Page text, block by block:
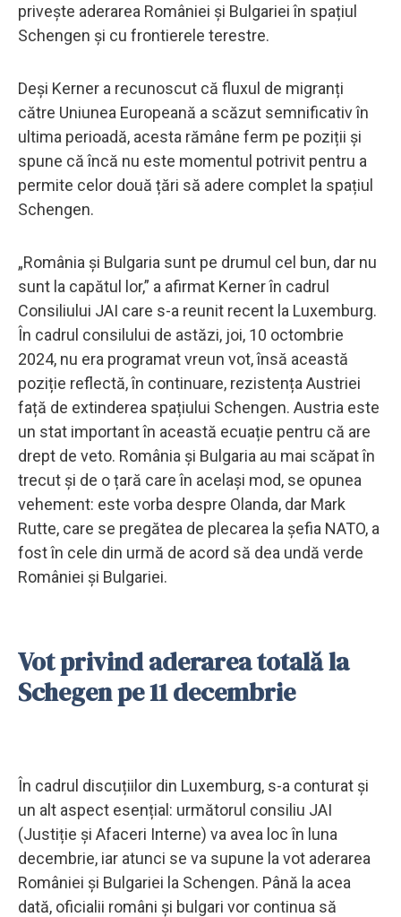
privește aderarea României și Bulgariei în spațiul
Schengen și cu frontierele terestre.
Deși Kerner a recunoscut că fluxul de migranți
către Uniunea Europeană a scăzut semnificativ în
ultima perioadă, acesta rămâne ferm pe poziții și
spune că încă nu este momentul potrivit pentru a
permite celor două țări să adere complet la spațiul
Schengen.
„România și Bulgaria sunt pe drumul cel bun, dar nu
sunt la capătul lor,” a afirmat Kerner în cadrul
Consiliului JAI care s-a reunit recent la Luxemburg.
În cadrul consilului de astăzi, joi, 10 octombrie
2024, nu era programat vreun vot, însă această
poziție reflectă, în continuare, rezistența Austriei
față de extinderea spațiului Schengen. Austria este
un stat important în această ecuație pentru că are
drept de veto. România și Bulgaria au mai scăpat în
trecut și de o țară care în același mod, se opunea
vehement: este vorba despre Olanda, dar Mark
Rutte, care se pregătea de plecarea la șefia NATO, a
fost în cele din urmă de acord să dea undă verde
României și Bulgariei.
Vot privind aderarea totală la
Schegen pe 11 decembrie
În cadrul discuțiilor din Luxemburg, s-a conturat și
un alt aspect esențial: următorul consiliu JAI
(Justiție și Afaceri Interne) va avea loc în luna
decembrie, iar atunci se va supune la vot aderarea
României și Bulgariei la Schengen. Până la acea
dată, oficialii români și bulgari vor continua să